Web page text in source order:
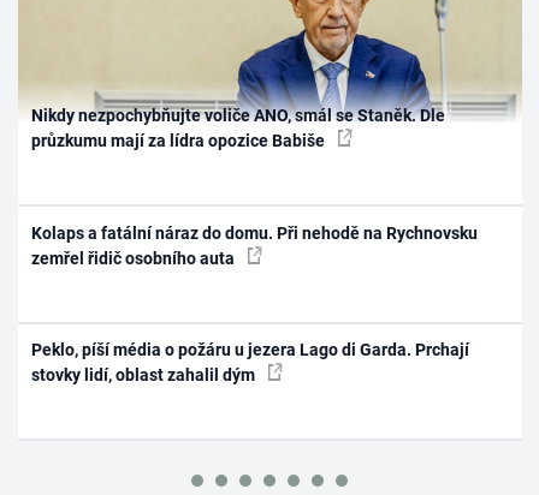
Nikdy nezpochybňujte voliče ANO, smál se Staněk. Dle
průzkumu mají za lídra opozice Babiše
Kolaps a fatální náraz do domu. Při nehodě na Rychnovsku
zemřel řidič osobního auta
Peklo, píší média o požáru u jezera Lago di Garda. Prchají
stovky lidí, oblast zahalil dým